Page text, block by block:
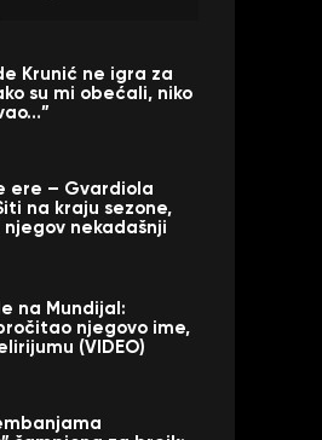
Krunić ne igra za
su mi obećali, niko
ere – Gvardiola
na kraju sezone,
nekadašnji
na Mundijal:
njegovo ime,
(VIDEO)